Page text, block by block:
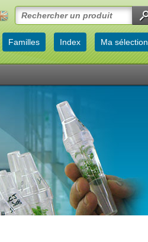
Familles Index Ma sélection